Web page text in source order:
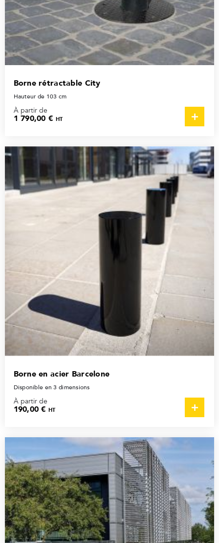
Borne rétractable City
Hauteur de 103 cm
À partir de
1 790,00 € HT
Borne en acier Barcelone
Disponible en 3 dimensions
À partir de
190,00 €HT